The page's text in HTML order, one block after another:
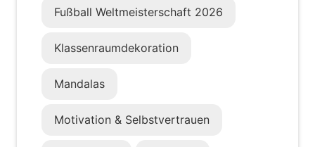
Fußball Weltmeisterschaft 2026
Klassenraumdekoration
Mandalas
Motivation & Selbstvertrauen